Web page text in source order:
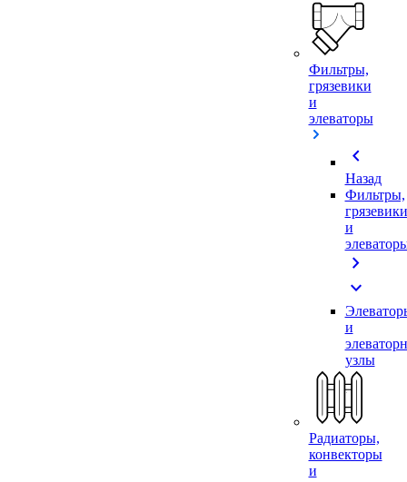
Фильтры,
грязевики
и
элеваторы
chevron_left
Назад
Фильтры,
грязевики
и
chevron_right
expand_more
и
узлы
Радиаторы,
конвекторы
и